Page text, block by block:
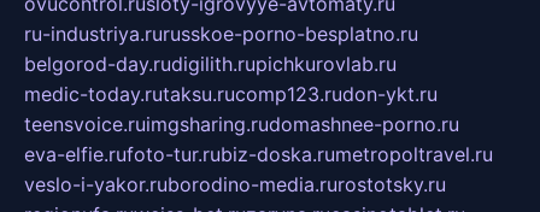
ru-industriya.rurusskoe-porno-besplatno.ru
belgorod-day.rudigilith.rupichkurovlab.ru
medic-today.rutaksu.rucomp123.rudon-ykt.ru
teensvoice.ruimgsharing.rudomashnee-porno.ru
eva-elfie.rufoto-tur.rubiz-doska.rumetropoltravel.ru
veslo-i-yakor.ruborodino-media.rurostotsky.ru